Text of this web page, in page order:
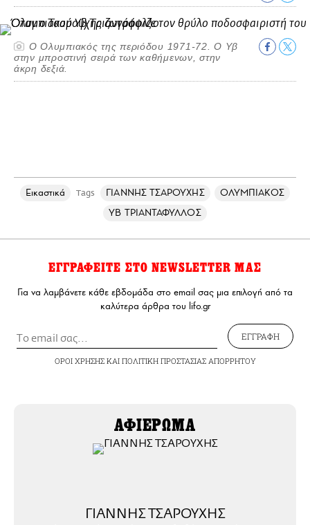
Ο Ολυμπιακός της περιόδου 1971-72. Ο Υβ
στην μπροστινή σειρά των καθήμενων, στην
άκρη δεξιά.
Εικαστικά Tags ΓΙΑΝΝΗΣ ΤΣΑΡΟΥΧΗΣ
ΟΛΥΜΠΙΑΚΟΣ
ΥΒ ΤΡΙΑΝΤΑΦΥΛΛΟΣ
ΕΓΓΡΑΦΕΙΤΕ ΣΤΟ NEWSLETTER ΜΑΣ
Για να λαμβάνετε κάθε εβδομάδα στο email σας μια επιλογή από τα
καλύτερα άρθρα του lifo.gr
ΕΓΓΡΑΦΗ
ΟΡΟΙ ΧΡΗΣΗΣΚΑΙ ΠΟΛΙΤΙΚΗ ΠΡΟΣΤΑΣΙΑΣ ΑΠΟΡΡΗΤΟΥ
ΑΦΙΕΡΩΜΑ
ΓΙΑΝΝΗΣ ΤΣΑΡΟΥΧΗΣ